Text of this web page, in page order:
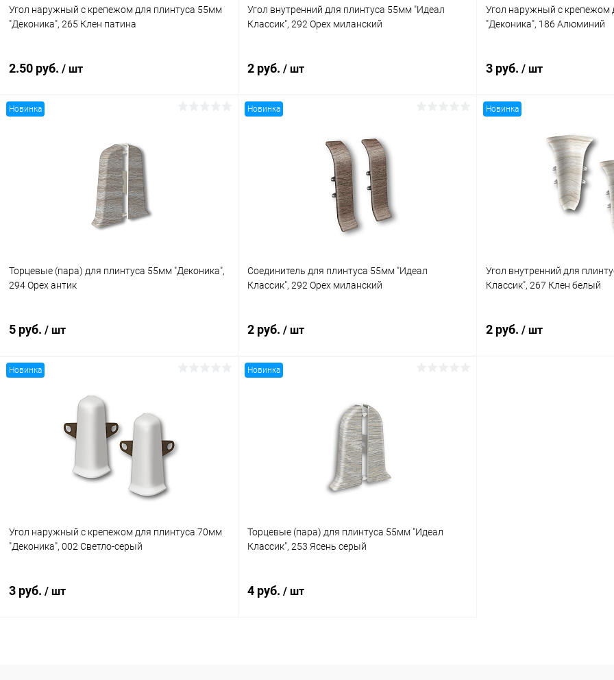
Угол наружный с крепежом для плинтуса 55мм
"Деконика", 265 Клен патина
2.50 руб. / шт
Угол внутренний для плинтуса 55мм "Идеал
Классик", 292 Орех миланский
2 руб. / шт
Сравнение
В наличии
Угол наружный с крепежом
"Деконика", 186 Алюминий
3 руб. / шт
Купить в 1 клик
Новинка
Торцевые (пара) для плинтуса 55мм "Деконика",
294 Орех антик
5 руб. / шт
Купить в 1 клик Сравнение
В избранное В наличии
Новинка
Соединитель для плинтуса 55мм "Идеал
Классик", 292 Орех миланский
2 руб. / шт
В наличии
Новинка
Угол внутренний для
Классик", 267 Клен белый
2 руб. / шт
Новинка
Угол наружный с крепежом для плинтуса 70мм
"Деконика", 002 Светло-серый
3 руб. / шт
Новинка
Торцевые (пара) для плинтуса 55мм "Идеал
Классик", 253 Ясень серый
4 руб. / шт